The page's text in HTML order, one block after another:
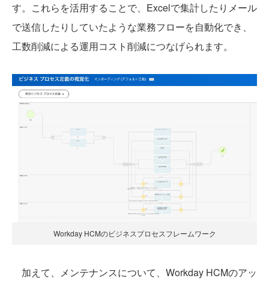
す。これらを活用することで、Excelで集計したりメール
で送信したりしていたような業務フローを自動化でき、
工数削減による運用コスト削減につなげられます。
Workday HCMのビジネスプロセスフレームワーク
加えて、メンテナンスについて、Workday HCMのアッ